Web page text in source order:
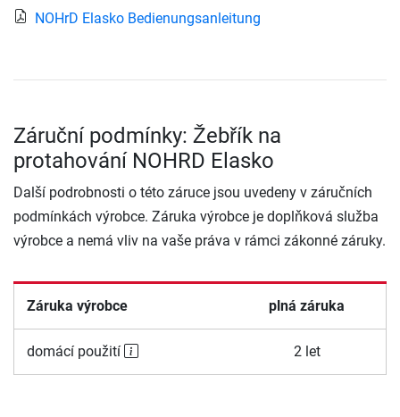
NOHrD Elasko Bedienungsanleitung
Záruční podmínky: Žebřík na
protahování NOHRD Elasko
Další podrobnosti o této záruce jsou uvedeny v záručních
podmínkách výrobce. Záruka výrobce je doplňková služba
výrobce a nemá vliv na vaše práva v rámci zákonné záruky.
Záruka výrobce plná záruka
domácí použití 2 let